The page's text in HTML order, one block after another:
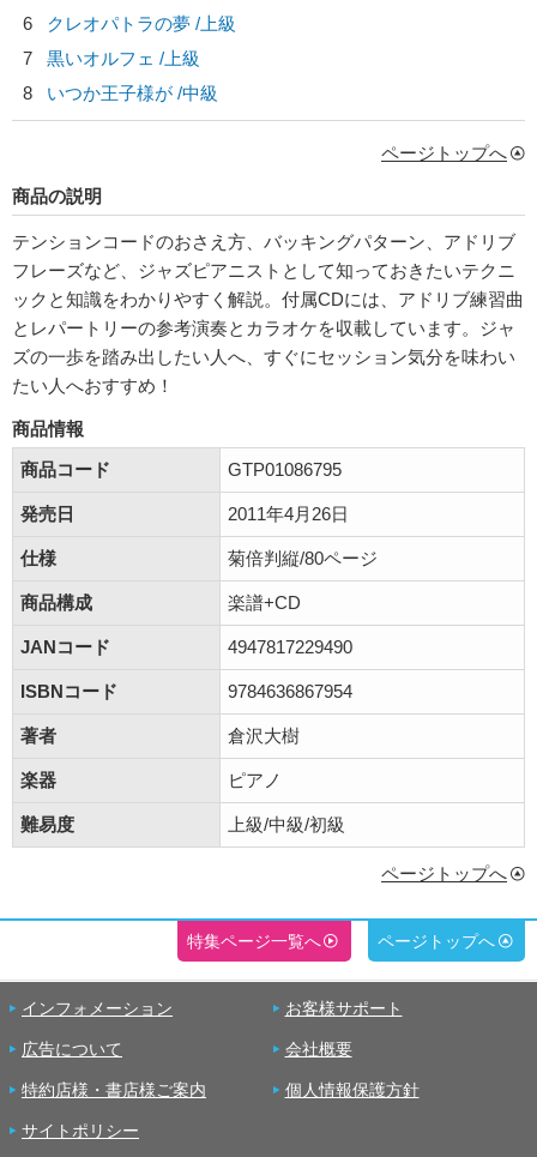
6
クレオパトラの夢 /上級
7
黒いオルフェ /上級
8
いつか王子様が /中級
ページトップへ
商品の説明
テンションコードのおさえ方、バッキングパターン、アドリブ
フレーズなど、ジャズピアニストとして知っておきたいテクニ
ックと知識をわかりやすく解説。付属CDには、アドリブ練習曲
とレパートリーの参考演奏とカラオケを収載しています。ジャ
ズの一歩を踏み出したい人へ、すぐにセッション気分を味わい
たい人へおすすめ！
商品情報
商品コード
GTP01086795
発売日 2011年4月26日
仕様 菊倍判縦/80ページ
商品構成 楽譜+CD
JANコード 4947817229490
ISBNコード 9784636867954
著者 倉沢大樹
楽器 ピアノ
難易度 上級/中級/初級
ページトップへ
特集ページ一覧へ ページトップへ
インフォメーション お客様サポート
広告について 会社概要
特約店様・書店様ご案内 個人情報保護方針
サイトポリシー